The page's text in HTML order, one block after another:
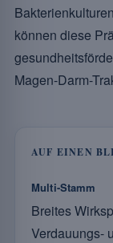
können diese
Magen-Darm-
AUF EINEN
Multi-Stamm
Breites
Verdauungs-